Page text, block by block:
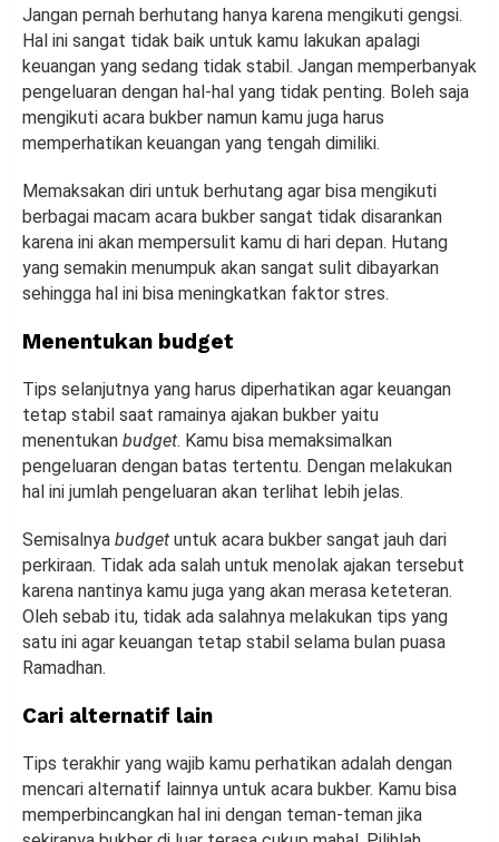
Jangan pernah berhutang hanya karena mengikuti gengsi.
Hal ini sangat tidak baik untuk kamu lakukan apalagi
keuangan yang sedang tidak stabil. Jangan memperbanyak
pengeluaran dengan hal-hal yang tidak penting. Boleh saja
mengikuti acara bukber namun kamu juga harus
memperhatikan keuangan yang tengah dimiliki.
Memaksakan diri untuk berhutang agar bisa mengikuti
berbagai macam acara bukber sangat tidak disarankan
karena ini akan mempersulit kamu di hari depan. Hutang
yang semakin menumpuk akan sangat sulit dibayarkan
sehingga hal ini bisa meningkatkan faktor stres.
Menentukan budget
Tips selanjutnya yang harus diperhatikan agar keuangan
tetap stabil saat ramainya ajakan bukber yaitu
menentukan budget. Kamu bisa memaksimalkan
pengeluaran dengan batas tertentu. Dengan melakukan
hal ini jumlah pengeluaran akan terlihat lebih jelas.
Semisalnya budget untuk acara bukber sangat jauh dari
perkiraan. Tidak ada salah untuk menolak ajakan tersebut
karena nantinya kamu juga yang akan merasa keteteran.
Oleh sebab itu, tidak ada salahnya melakukan tips yang
satu ini agar keuangan tetap stabil selama bulan puasa
Ramadhan.
Cari alternatif lain
Tips terakhir yang wajib kamu perhatikan adalah dengan
mencari alternatif lainnya untuk acara bukber. Kamu bisa
memperbincangkan hal ini dengan teman-teman jika